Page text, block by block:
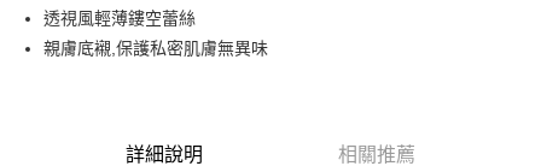
悠遊付
AFTEE先享後付是「在收到商品之後才付款」的支付方式。 讓您購物簡單
透視風輕薄鏤空蕾絲
親膚底襯,保護私密肌膚無異味
詳細說明 相關推薦